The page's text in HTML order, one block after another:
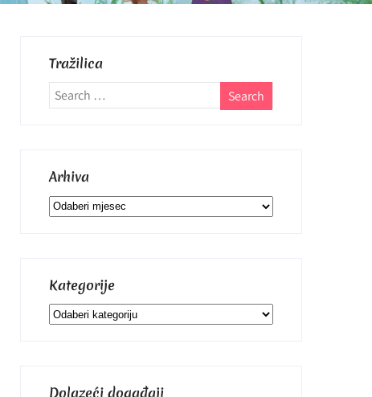
Tražilica
Arhiva
Arhiva
Kategorije
Kategorije
Dolazeći događaji